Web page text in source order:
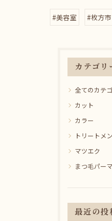
#美容室 #枚方市
カテゴリ
全てのカテ
カット
カラー
トリートメ
マツエク
まつ毛パーマ
最近の投